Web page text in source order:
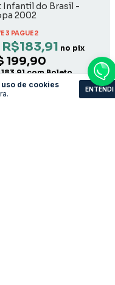
de cookies
ENTENDI
Infantil do Brasil -
2002
3 PAGUE 2
R$183,91 no pix
199,90
183,91 com Boleto